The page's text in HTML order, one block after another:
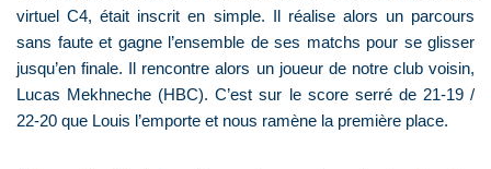
virtuel C4, était inscrit en simple. Il réalise alors un parcours
sans faute et gagne l’ensemble de ses matchs pour se glisser
jusqu’en finale. Il rencontre alors un joueur de notre club voisin,
Lucas Mekhneche (HBC). C’est sur le score serré de 21-19 /
22-20 que Louis l’emporte et nous ramène la première place.